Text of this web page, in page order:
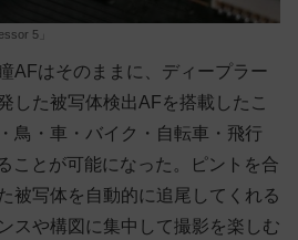
5」
AFはそのままに、ディープラー
した被写体検出AFを搭載したこ
鳥・車・バイク・自転車・飛行
ことが可能になった。ピントを合
被写体を自動的に追尾してくれる
スや構図に集中して撮影を楽しむ